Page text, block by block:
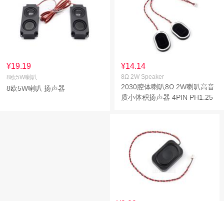
¥19.19
8欧5W喇叭
8欧5W喇叭 扬声器
¥14.14
8Ω 2W Speaker
2030腔体喇叭8Ω 2W喇叭高音
质小体积扬声器 4PIN PH1.25